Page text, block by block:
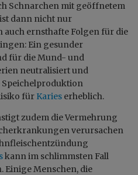
Schnarchen mit geöffnetem
dann nicht nur
ernsthafte Folgen für die
Ein gesunder
für die Mund- und
neutralisiert und
Speichelproduktion
für Karies erheblich.
zudem die Vermehrung
verursachen
kann im schlimmsten Fall
Einige Menschen, die